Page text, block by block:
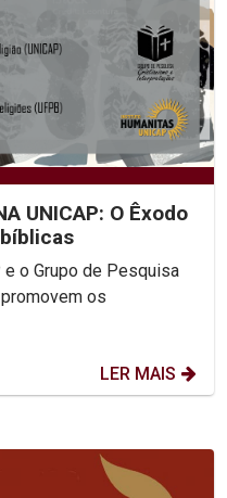
UNICAP: O Êxodo
o Grupo de Pesquisa
os
LER MAIS